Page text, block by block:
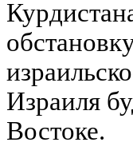
Израиля
Востоке.